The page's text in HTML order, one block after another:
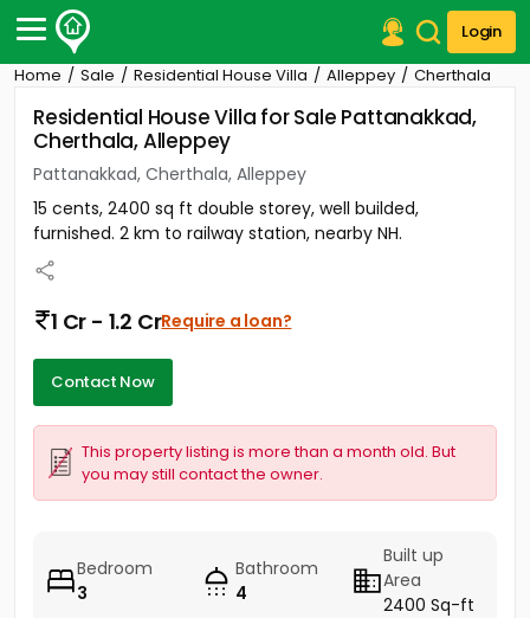
Login
Post Your Property
Post Your Requirement
Properties for Sale
Properties for Rent
Premium Projects
Finance Center
Contact Us
Home Sale Residential House Villa Alleppey Cherthala
Residential House Villa for Sale Pattanakkad,
Cherthala, Alleppey
Pattanakkad, Cherthala, Alleppey
15 cents, 2400 sq ft double storey, well builded,
furnished. 2 km to railway station, nearby NH.
1 Cr - 1.2 CrRequire a loan?
Contact Now
This property listing is more than a month old. But
you may still contact the owner.
Bedroom
3
Bathroom
4
Built up
Area
2400 Sq-ft